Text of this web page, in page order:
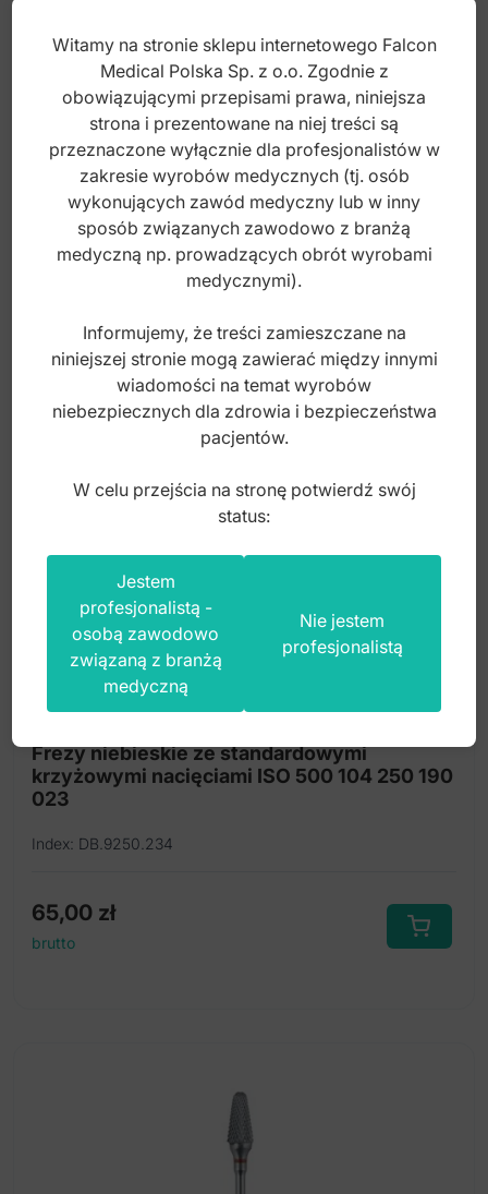
Easy-Color Ekskawator 2mm, fig. 65/66
Index: DR.608.131
Frezy niebieskie ze standardowymi
krzyżowymi nacięciami ISO 500 104 250 190
023
Index: DB.9250.234
65,00 zł
brutto
Witamy na stronie sklepu internetowego Falcon
Medical Polska Sp. z o.o. Zgodnie z
obowiązującymi przepisami prawa, niniejsza
strona i prezentowane na niej treści są
przeznaczone wyłącznie dla profesjonalistów w
zakresie wyrobów medycznych (tj. osób
wykonujących zawód medyczny lub w inny
sposób związanych zawodowo z branżą
medyczną np. prowadzących obrót wyrobami
medycznymi).
Informujemy, że treści zamieszczane na
niniejszej stronie mogą zawierać między innymi
wiadomości na temat wyrobów
niebezpiecznych dla zdrowia i bezpieczeństwa
pacjentów.
W celu przejścia na stronę potwierdź swój
status:
Jestem
profesjonalistą -
osobą zawodowo
związaną z branżą
medyczną
Nie jestem
profesjonalistą